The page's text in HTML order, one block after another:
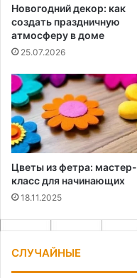
Новогодний декор: как
создать праздничную
атмосферу в доме
25.07.2026
Цветы из фетра: мастер-
класс для начинающих
18.11.2025
СЛУЧАЙНЫЕ